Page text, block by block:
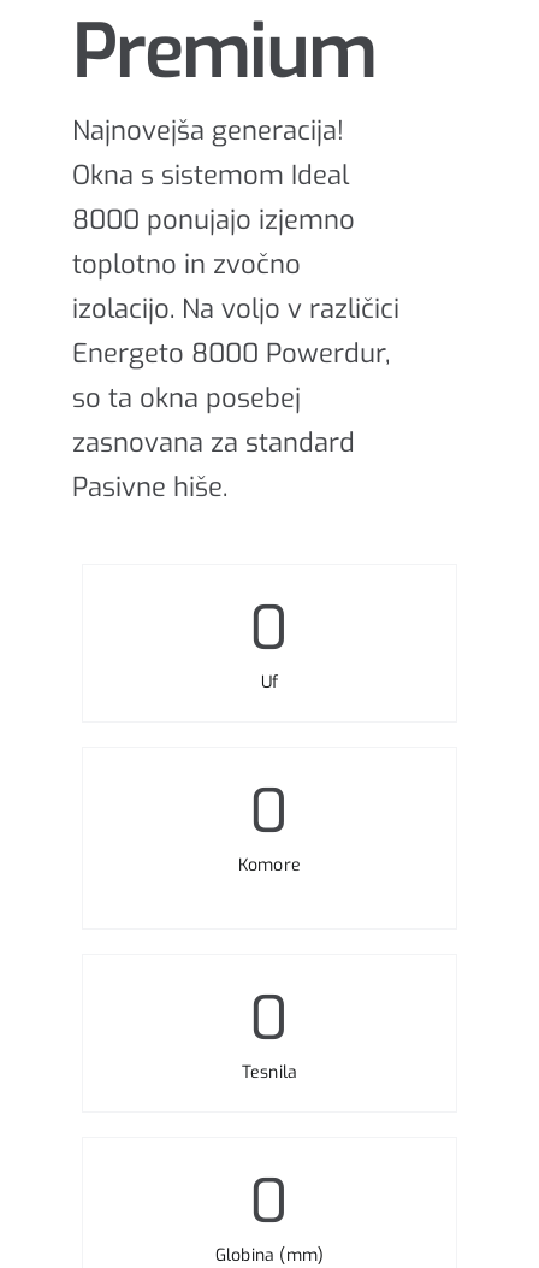
Premium
Najnovejša generacija!
Okna s sistemom Ideal
8000 ponujajo izjemno
toplotno in zvočno
izolacijo. Na voljo v različici
Energeto 8000 Powerdur,
so ta okna posebej
zasnovana za standard
Pasivne hiše.
0
Uf
0
Komore
0
Tesnila
0
Globina (mm)